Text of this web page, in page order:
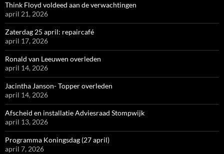
Think Floyd voldeed aan de verwachtingen
april 21, 2026
Zaterdag 25 april: repaircafé
april 17, 2026
Ronald van Leeuwen overleden
april 14, 2026
Jacintha Janson- Topper overleden
april 14, 2026
Afscheid en installatie Adviesraad Stompwijk
april 13, 2026
Programma Koningsdag (27 april)
april 7, 2026